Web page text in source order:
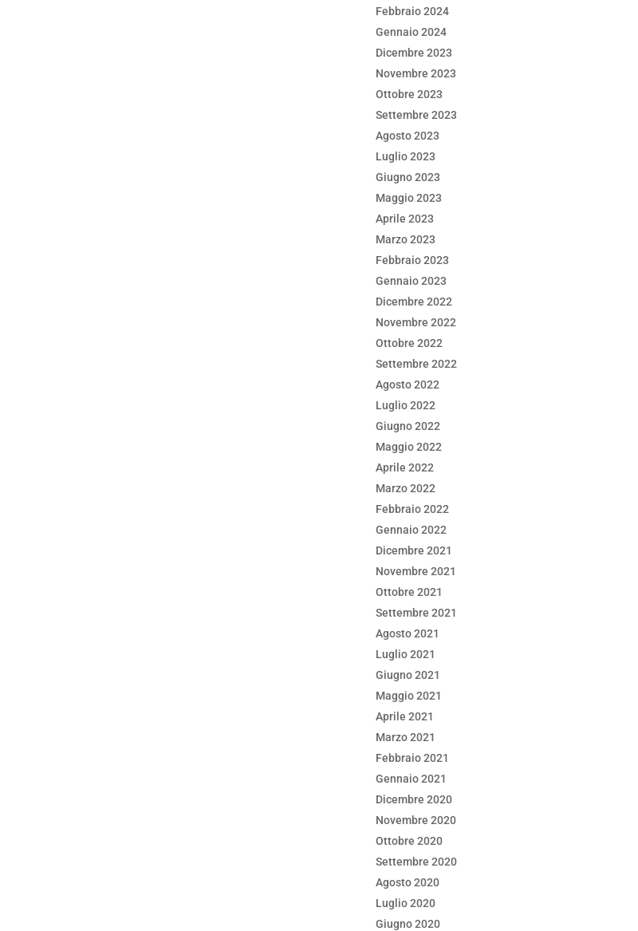
Febbraio 2024
Gennaio 2024
Dicembre 2023
Novembre 2023
Ottobre 2023
Settembre 2023
Agosto 2023
Luglio 2023
Giugno 2023
Maggio 2023
Aprile 2023
Marzo 2023
Febbraio 2023
Gennaio 2023
Dicembre 2022
Novembre 2022
Ottobre 2022
Settembre 2022
Agosto 2022
Luglio 2022
Giugno 2022
Maggio 2022
Aprile 2022
Marzo 2022
Febbraio 2022
Gennaio 2022
Dicembre 2021
Novembre 2021
Ottobre 2021
Settembre 2021
Agosto 2021
Luglio 2021
Giugno 2021
Maggio 2021
Aprile 2021
Marzo 2021
Febbraio 2021
Gennaio 2021
Dicembre 2020
Novembre 2020
Ottobre 2020
Settembre 2020
Agosto 2020
Luglio 2020
Giugno 2020